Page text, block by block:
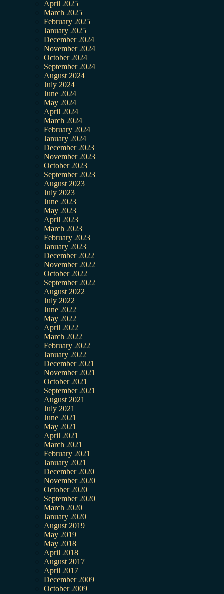
April 2025
March 2025
February 2025
January 2025
December 2024
November 2024
October 2024
September 2024
August 2024
July 2024
June 2024
May 2024
April 2024
March 2024
February 2024
January 2024
December 2023
November 2023
October 2023
September 2023
August 2023
July 2023
June 2023
May 2023
April 2023
March 2023
February 2023
January 2023
December 2022
November 2022
October 2022
September 2022
August 2022
July 2022
June 2022
May 2022
April 2022
March 2022
February 2022
January 2022
December 2021
November 2021
October 2021
September 2021
August 2021
July 2021
June 2021
May 2021
April 2021
March 2021
February 2021
January 2021
December 2020
November 2020
October 2020
September 2020
March 2020
January 2020
August 2019
May 2019
May 2018
April 2018
August 2017
April 2017
December 2009
October 2009